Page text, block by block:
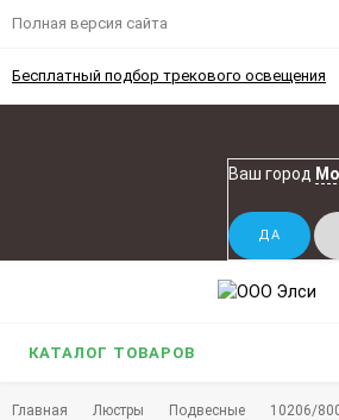
Полная версия сайта
Бесплатный подбор трекового освещения
Ваш город
КАТАЛОГ ТОВАРОВ
Главная Люстры Подвесные 10206/